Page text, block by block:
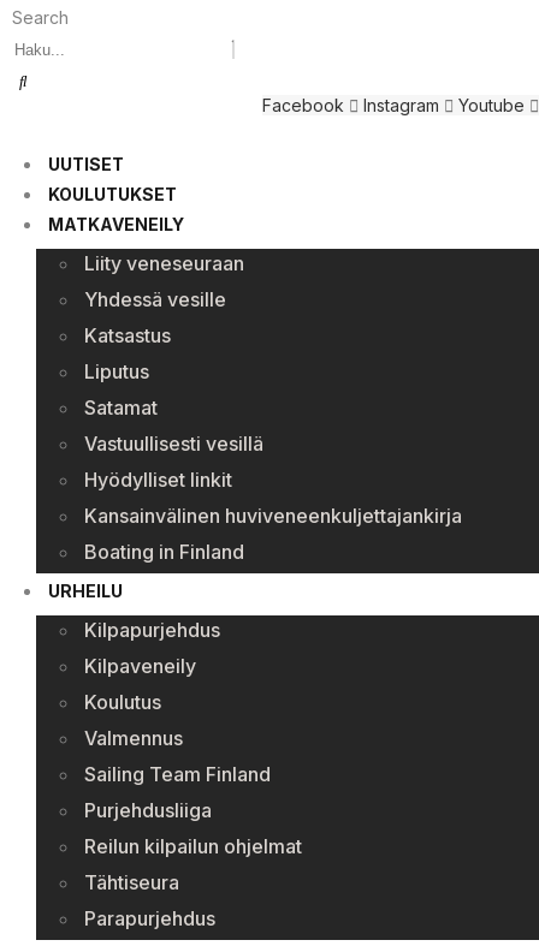
Search
Facebook Instagram Youtube
UUTISET
KOULUTUKSET
MATKAVENEILY
Liity veneseuraan
Yhdessä vesille
Katsastus
Liputus
Satamat
Vastuullisesti vesillä
Hyödylliset linkit
Kansainvälinen huviveneenkuljettajankirja
Boating in Finland
URHEILU
Kilpapurjehdus
Kilpaveneily
Koulutus
Valmennus
Sailing Team Finland
Purjehdusliiga
Reilun kilpailun ohjelmat
Tähtiseura
Parapurjehdus